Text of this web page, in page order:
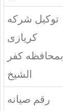
توكيل شركه
كريازى
بمحافظه كفر
الشيخ
رقم صيانه